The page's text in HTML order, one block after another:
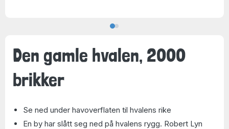
Den gamle hvalen, 2000
brikker
Se ned under havoverflaten til hvalens rike
En by har slått seg ned på hvalens rygg. Robert Lyn